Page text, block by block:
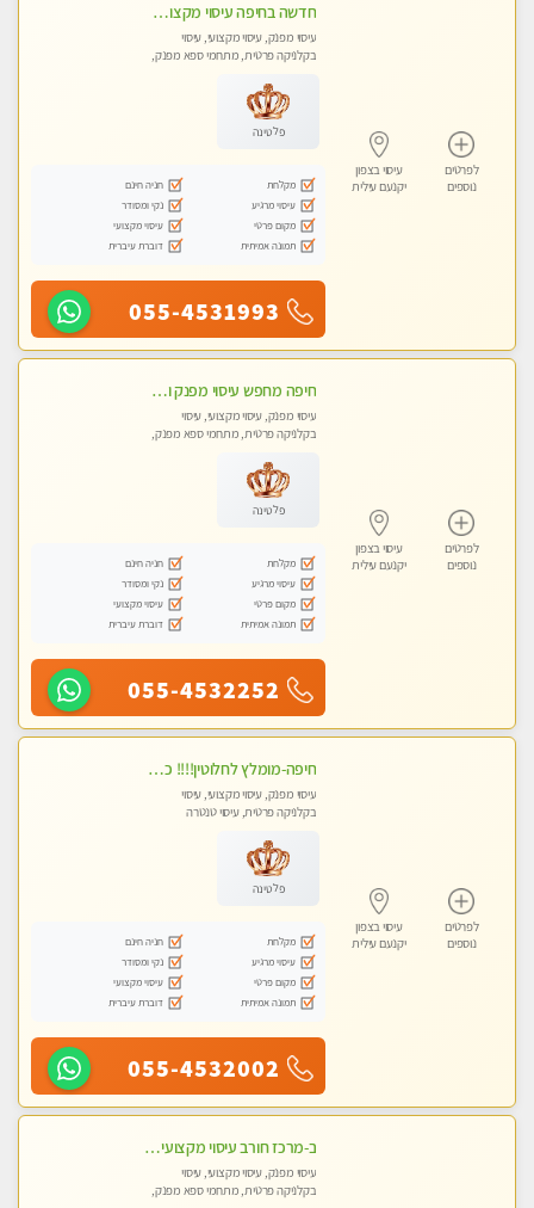
לפרטים
נוספים
עיסוי בצפון
יקנעם עילית
חדשה בחיפה עיסוי מקצועי מזמינה אותך למסאז' באווירה נעימה ומרגיע לנפש.+ אבנים חמות וכוסות רוח מומלץ מאוד
עיסוי מפנק, עיסוי מקצועי, עיסוי
בקלניקה פרטית, מתחמי ספא מפנק,
פלטינה
מקלחת
חניה חינם
עיסוי מרגיע
נקי ומסודר
מקום פרטי
עיסוי מקצועי
תמונה אמיתית
דוברת עיברית
055-4531993
לפרטים
נוספים
עיסוי בצפון
יקנעם עילית
חיפה מחפש עיסוי מפנק ומרגיע ?
עיסוי מפנק, עיסוי מקצועי, עיסוי
בקלניקה פרטית, מתחמי ספא מפנק,
פלטינה
מקלחת
חניה חינם
עיסוי מרגיע
נקי ומסודר
מקום פרטי
עיסוי מקצועי
תמונה אמיתית
דוברת עיברית
055-4532252
לפרטים
נוספים
עיסוי בצפון
יקנעם עילית
חיפה-מומלץ לחלוטין!!!! כל סוגי העיסויים מעסה ישראלית מהממת, מקצועית ואיכותית פרטי!!! לא עונה לחסוי- ללא מין !
עיסוי מפנק, עיסוי מקצועי, עיסוי
בקלניקה פרטית, עיסוי טנטרה
פלטינה
מקלחת
חניה חינם
עיסוי מרגיע
נקי ומסודר
מקום פרטי
עיסוי מקצועי
תמונה אמיתית
דוברת עיברית
055-4532002
ב-מרכז חורב עיסוי מקצועי מפנק גוף לגוף עיסוי קלאסי ועוד...מקום פרטי מעסה מקצועית צעירה ואיכותית
עיסוי מפנק, עיסוי מקצועי, עיסוי
בקלניקה פרטית, מתחמי ספא מפנק,